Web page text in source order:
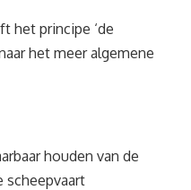
het principe ‘de
het meer algemene
houden van de
scheepvaart